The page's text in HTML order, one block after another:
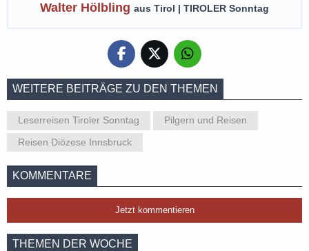
Walter Hölbling aus Tirol | TIROLER Sonntag
WEITERE BEITRÄGE ZU DEN THEMEN
Leserreisen Tiroler Sonntag
Pilgern und Reisen
Reisen Diözese Innsbruck
KOMMENTARE
Jetzt kommentieren
THEMEN DER WOCHE